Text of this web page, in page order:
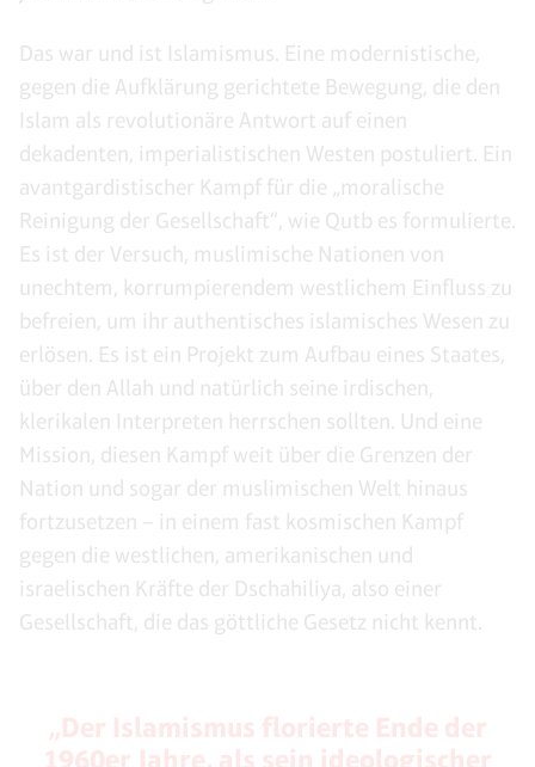
Das war und ist Islamismus. Eine modernistische,
gegen die Aufklärung gerichtete Bewegung, die den
Islam als revolutionäre Antwort auf einen
dekadenten, imperialistischen Westen postuliert. Ein
avantgardistischer Kampf für die „moralische
Reinigung der Gesellschaft“, wie Qutb es formulierte.
Es ist der Versuch, muslimische Nationen von
unechtem, korrumpierendem westlichem Einfluss zu
befreien, um ihr authentisches islamisches Wesen zu
erlösen. Es ist ein Projekt zum Aufbau eines Staates,
über den Allah und natürlich seine irdischen,
klerikalen Interpreten herrschen sollten. Und eine
Mission, diesen Kampf weit über die Grenzen der
Nation und sogar der muslimischen Welt hinaus
fortzusetzen – in einem fast kosmischen Kampf
gegen die westlichen, amerikanischen und
israelischen Kräfte der Dschahiliya, also einer
Gesellschaft, die das göttliche Gesetz nicht kennt.